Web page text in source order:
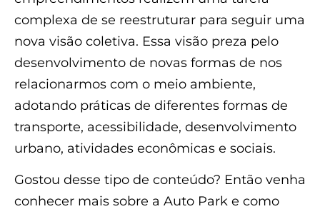
complexa de se reestruturar para seguir uma
nova visão coletiva. Essa visão preza pelo
desenvolvimento de novas formas de nos
relacionarmos com o meio ambiente,
adotando práticas de diferentes formas de
transporte, acessibilidade, desenvolvimento
urbano, atividades econômicas e sociais.
Gostou desse tipo de conteúdo? Então venha
conhecer mais sobre a Auto Park e como